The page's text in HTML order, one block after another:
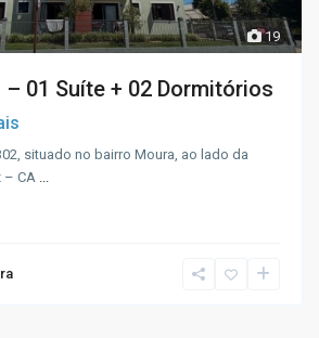
19
01 Suíte + 02 Dormitórios
situado no bairro Moura, ao lado da
– CA ...